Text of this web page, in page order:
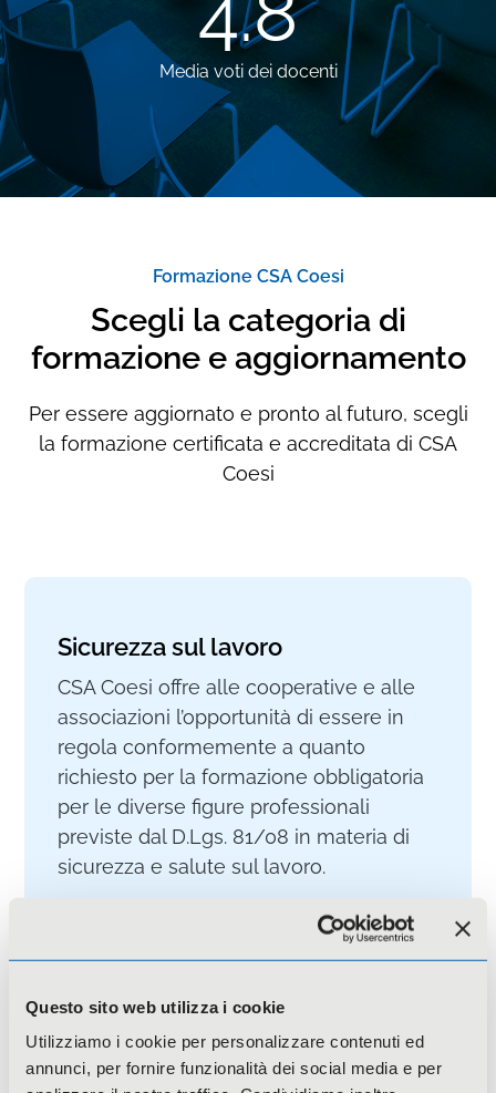
Questo sito web utilizza i cookie
Utilizziamo i cookie per personalizzare contenuti ed
annunci, per fornire funzionalità dei social media e per
Media voti dei docenti
Formazione CSA Coesi
Scegli la categoria di
formazione e aggiornamento
Per essere aggiornato e pronto al futuro, scegli
la formazione certificata e accreditata di CSA
Coesi
Sicurezza sul lavoro
CSA Coesi offre alle cooperative e alle
associazioni l’opportunità di essere in
regola conformemente a quanto
richiesto per la formazione obbligatoria
per le diverse figure professionali
previste dal D.Lgs. 81/08 in materia di
sicurezza e salute sul lavoro.